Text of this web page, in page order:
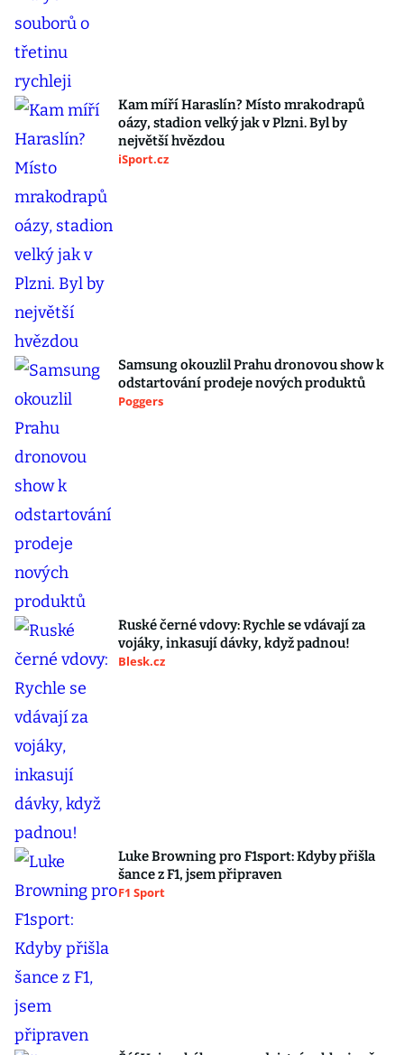
Kam míří Haraslín? Místo mrakodrapů
oázy, stadion velký jak v Plzni. Byl by
největší hvězdou
iSport.cz
Samsung okouzlil Prahu dronovou show k
odstartování prodeje nových produktů
Poggers
Ruské černé vdovy: Rychle se vdávají za
vojáky, inkasují dávky, když padnou!
Blesk.cz
Luke Browning pro F1sport: Kdyby přišla
šance z F1, jsem připraven
F1 Sport